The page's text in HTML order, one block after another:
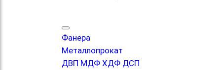
Фанера
Металлопрокат
ДВП МДФ ХДФ ДСП